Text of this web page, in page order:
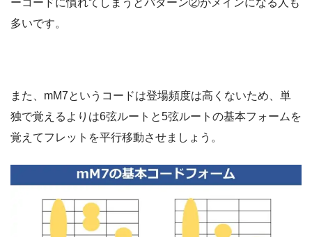
ーコードに慣れてしまうとパターン②がメインになる人も
多いです。
また、mM7というコードは登場頻度は高くないため、単
独で覚えるよりは6弦ルートと5弦ルートの基本フォームを
覚えてフレットを平行移動させましょう。